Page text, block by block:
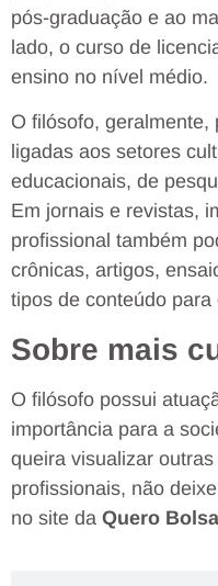
pós-graduação e ao
lado, o curso de
ensino no nível médio.
O filósofo,
ligadas aos setores
educacionais, de
Em jornais e revistas,
profissional também
crônicas, artigos,
tipos de conteúdo
Sobre mais
O filósofo possui
importância para a
queira visualizar
profissionais, não
no site da Quero Bolsa